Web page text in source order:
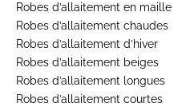
Robes d’allaitement en maille
Robes d’allaitement chaudes
Robes d’allaitement d’hiver
Robes d’allaitement beiges
Robes d’allaitement longues
Robes d’allaitement courtes